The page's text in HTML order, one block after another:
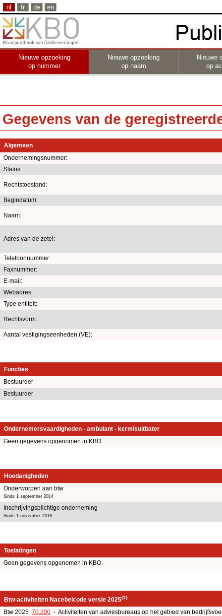
nl fr de en
Nieuwe opzoeking
op nummer
Nieuwe opzoeking
op naam
Nieuwe
op
Gegevens van de
Algemeen
Ondernemingsnummer:
Status:
Rechtstoestand:
Begindatum:
Naam:
Adres van de zetel:
Telefoonnummer:
Faxnummer:
E-mail:
Webadres:
Type entiteit:
Rechtsvorm:
Aantal vestigingseenheden (VE):
Functies
Bestuurder
Bestuurder
Ondernemersvaardigheden - ambulant - kermisuitbater
Geen gegevens opgenomen in KBO.
Hoedanigheden
Onderworpen aan btw
Sinds 1 september 2014
Inschrijvingsplichtige onderneming
Sinds 1 november 2018
Toelatingen
Geen gegevens opgenomen in KBO.
Btw-activiteiten Nacebelcode versie 2025(1)
Btw 2025 70.200 - Activiteiten van adviesbureaus op het gebied van